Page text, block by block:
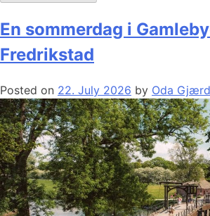
En sommerdag i
Fredrikstad
Posted on 22. July 2026 by Oda